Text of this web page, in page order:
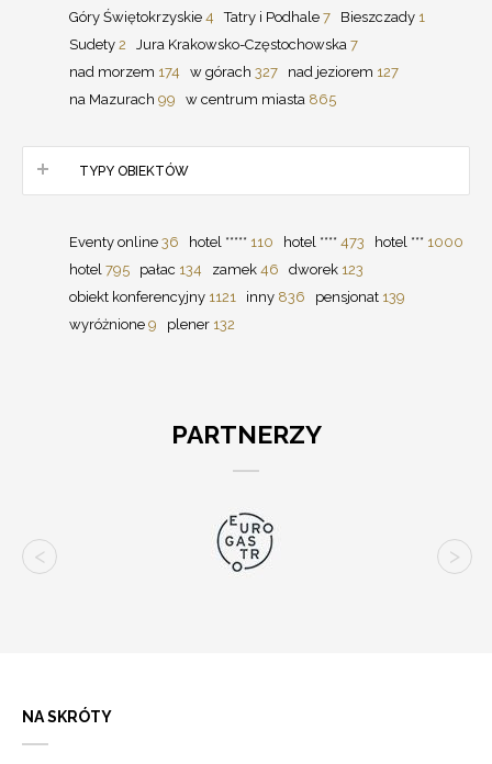
Góry Świętokrzyskie 4 Tatry i Podhale 7 Bieszczady 1
Sudety 2 Jura Krakowsko-Częstochowska 7
nad morzem 174 w górach 327 nad jeziorem 127
na Mazurach 99 w centrum miasta 865
TYPY OBIEKTÓW
Eventy online 36 hotel ***** 110 hotel **** 473 hotel *** 1000
hotel 795 pałac 134 zamek 46 dworek 123
obiekt konferencyjny 1121 inny 836 pensjonat 139
wyróżnione 9 plener 132
PARTNERZY
NA SKRÓTY